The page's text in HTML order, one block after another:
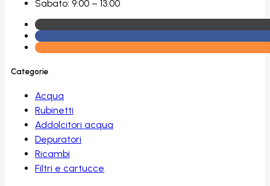
Sabato: 9:00 – 13:00
Categorie
Acqua
Rubinetti
Addolcitori acqua
Depuratori
Ricambi
Filtri e cartucce